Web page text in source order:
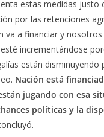
estas medidas justo
por las retenciones
va a financiar y
incrementándose
están disminuyendo
Nación está
jugando con esa
políticas y la